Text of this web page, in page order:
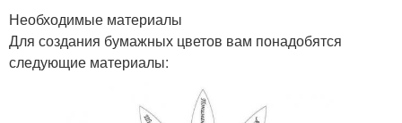
Необходимые материалы
Для создания бумажных цветов вам понадобятся
следующие материалы: